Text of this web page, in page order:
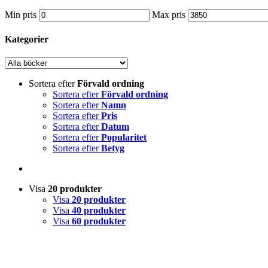
Min pris Max pris
Kategorier
Sortera efterFörvald ordning
Sortera efterFörvald ordning
Sortera efterNamn
Sortera efterPris
Sortera efterDatum
Sortera efterPopularitet
Sortera efterBetyg
Visa 20 produkter
Visa 20 produkter
Visa 40 produkter
Visa 60 produkter